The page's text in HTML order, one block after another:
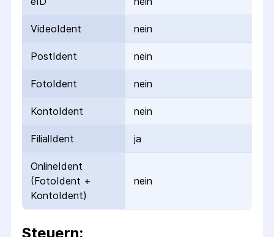
VideoIdent nein
PostIdent nein
FotoIdent nein
KontoIdent nein
FilialIdent ja
OnlineIdent
(FotoIdent +
KontoIdent)
nein
Steuern: